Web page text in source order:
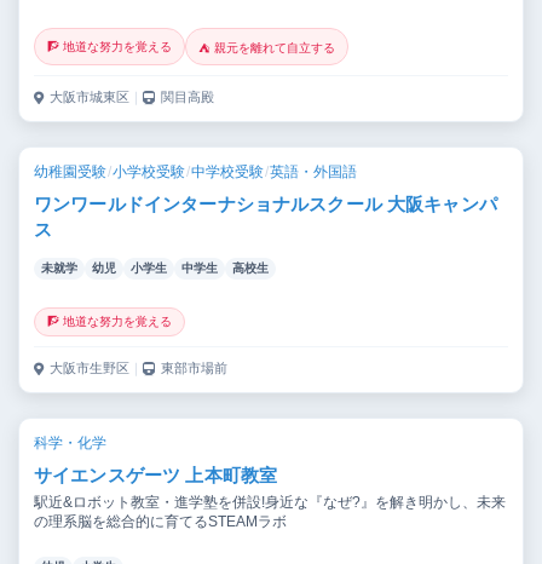
🧗 地道な努力を覚える ⛺ 親元を離れて自立する
大阪市城東区 ｜ 関目高殿
幼稚園受験/小学校受験/中学校受験/英語・外国語
ワンワールドインターナショナルスクール 大阪キャンパ
ス
未就学 幼児 小学生 中学生 高校生
🧗 地道な努力を覚える
大阪市生野区 ｜ 東部市場前
科学・化学
サイエンスゲーツ 上本町教室
駅近&ロボット教室・進学塾を併設!身近な『なぜ?』を解き明かし、未来
の理系脳を総合的に育てるSTEAMラボ